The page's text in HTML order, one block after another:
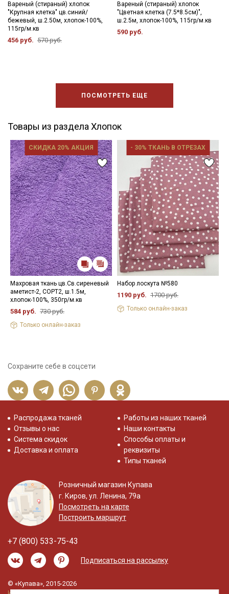
Вареный (стираный) хлопок
"Крупная клетка" цв.синий/
бежевый, ш.2.50м, хлопок-100%,
115гр/м.кв
456 руб. 570 руб.
Вареный (стираный) хлопок
"Цветная клетка (7.5*8.5см)",
ш.2.5м, хлопок-100%, 115гр/м.кв
590 руб.
ПОСМОТРЕТЬ ЕЩЕ
Товары из раздела Хлопок
СКИДКА 20% АКЦИЯ
Махровая ткань цв.Св.сиреневый
аметист-2, СОРТ2, ш.1.5м,
хлопок-100%, 350гр/м.кв
584 руб. 730 руб.
Только онлайн-заказ
- 30% ТКАНЬ В ОТРЕЗАХ
Набор лоскута №580
1190 руб. 1700 руб.
Только онлайн-заказ
Сохраните себе в соцсети
Распродажа тканей
Отзывы о нас
Система скидок
Доставка и оплата
Работы из наших тканей
Наши контакты
Способы оплаты и
реквизиты
Типы тканей
Розничный магазин Купава
г. Киров, ул. Ленина, 79а
Посмотреть на карте
Построить маршрут
+7 (800) 533-75-43
Подписаться на рассылку
© «Купава», 2015-2026